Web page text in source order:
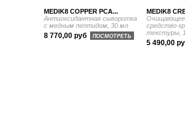
MEDIK8 COPPER PCA...
Антиоксидантная сыворотка
с медным пептидом, 30 мл
8 770,00 руб ПОСМОТРЕТЬ
MEDIK8
Очищающее
средство
текстуры,
5 490,00